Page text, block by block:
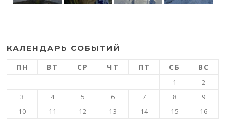
КАЛЕНДАРЬ СОБЫТИЙ
ПН ВТ СР ЧТ ПТ СБ ВС
1
2
3
4 5 6 7 8
9
10
11 12 13 14 15
16